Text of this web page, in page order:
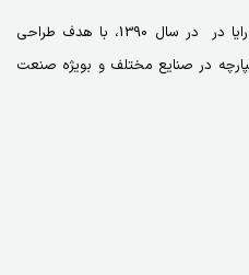
شرکت نواندیشان سیستم داده پرداز رایا در در سال 1390، با هدف طراحی
در صنایع مختلف و بویژه صنعت